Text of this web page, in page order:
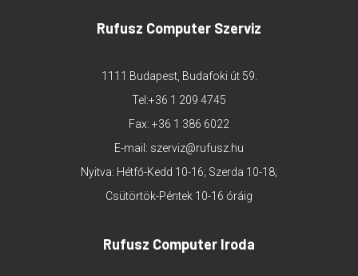
Rufusz Computer Szerviz
1111 Budapest, Budafoki út 59.
Tel:+36 1 209 4745
Fax: +36 1 386 6022
E-mail: szerviz@rufusz.hu
Nyitva: Hétfő-Kedd 10-16; Szerda 10-18;
Csütörtök-Péntek 10-16 óráig
Rufusz Computer Iroda